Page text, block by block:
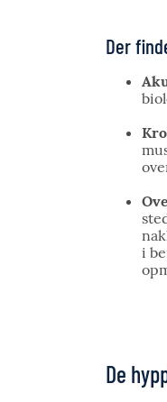
Der
i
De